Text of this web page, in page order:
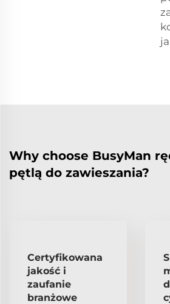
Why choose BusyMan
pętlą do zawieszania?
Certyfikowana
jakość i
zaufanie
branżowe